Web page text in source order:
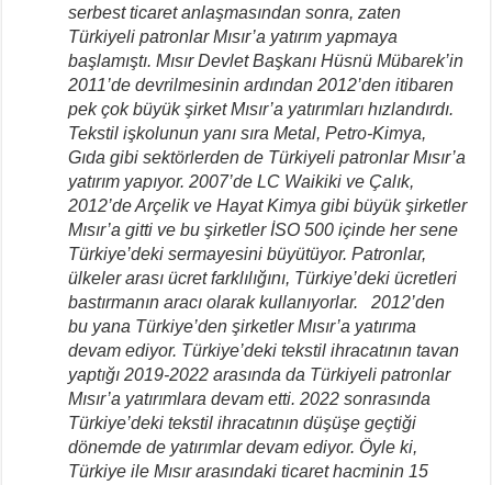
serbest ticaret anlaşmasından sonra, zaten
Türkiyeli patronlar Mısır’a yatırım yapmaya
başlamıştı. Mısır Devlet Başkanı Hüsnü Mübarek’in
2011’de devrilmesinin ardından 2012’den itibaren
pek çok büyük şirket Mısır’a yatırımları hızlandırdı.
Tekstil işkolunun yanı sıra Metal, Petro-Kimya,
Gıda gibi sektörlerden de Türkiyeli patronlar Mısır’a
yatırım yapıyor. 2007’de LC Waikiki ve Çalık,
2012’de Arçelik ve Hayat Kimya gibi büyük şirketler
Mısır’a gitti ve bu şirketler İSO 500 içinde her sene
Türkiye’deki sermayesini büyütüyor. Patronlar,
ülkeler arası ücret farklılığını, Türkiye’deki ücretleri
bastırmanın aracı olarak kullanıyorlar. 2012’den
bu yana Türkiye’den şirketler Mısır’a yatırıma
devam ediyor. Türkiye’deki tekstil ihracatının tavan
yaptığı 2019-2022 arasında da Türkiyeli patronlar
Mısır’a yatırımlara devam etti. 2022 sonrasında
Türkiye’deki tekstil ihracatının düşüşe geçtiği
dönemde de yatırımlar devam ediyor. Öyle ki,
Türkiye ile Mısır arasındaki ticaret hacminin 15